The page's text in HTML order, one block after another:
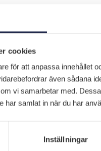
cookies
för att anpassa innehållet
även sådana
vi samarbetar med.
har samlat in när du har
Inställningar
61 11
Kontakta